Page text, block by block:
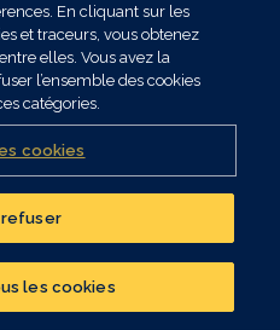
un bilan
UN CONSEILLER
En cliquant sur les
et traceurs, vous obtenez
elles. Vous avez la
l’ensemble des cookies
catégories.
cookies
les cookies